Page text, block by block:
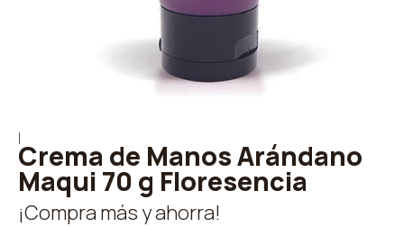
Crema de Manos Arándano
Maqui 70 g Floresencia
¡Compra más y ahorra!